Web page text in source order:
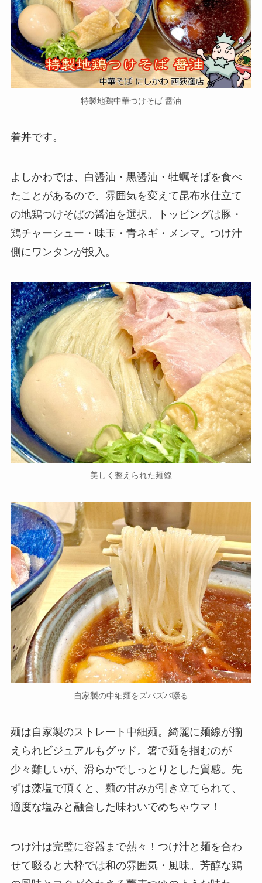
特製地鶏中華つけそば 醤油
着丼です。
よしかわでは、白醤油・黒醤油・牡蠣そばを食べ
たことがあるので、雰囲気を変えて昆布水仕立て
の地鶏つけそばの醤油を選択。トッピングは豚・
鶏チャーシュー・味玉・青ネギ・メンマ。つけ汁
側にワンタンが投入。
美しく整えられた麺線
自家製の中細麺をズバズバ啜る
麺は自家製のストレート中細麺。綺麗に麺線が揃
えられビジュアルもグッド。箸で麺を掴むのが
少々難しいが、滑らかでしっとりとした質感。先
ずは藻塩で頂くと、麺の甘みが引き立てられて、
適度な塩みと融合した味わいでめちゃウマ！
つけ汁は完璧に容器まで熱々！つけ汁と麺を合わ
せて啜ると大枠では和の雰囲気・風味。芳醇な鶏